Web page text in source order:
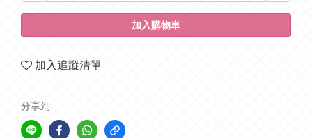
加入購物車
加入追蹤清單
分享到